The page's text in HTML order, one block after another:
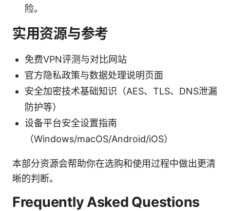
险。
实用资源与参考
免费VPN评测与对比网站
官方隐私政策与数据处理说明页面
安全加密技术基础知识（AES、TLS、DNS泄漏
防护等）
设备平台安全设置指南
（Windows/macOS/Android/iOS）
本部分资源会帮助你在选购和使用过程中做出更清
晰的判断。
Frequently Asked Questions